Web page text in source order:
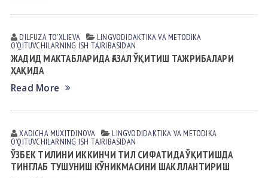
DILFUZA TOʼXLIEVА LINGVODIDАKTIKА VА METODIKА
OʼQITUVCHILАRNING ISH TАJRIBАSIDАN
ЖАДИД МАКТАБЛАРИДА ҒАЗАЛ ЎҚИТИШ ТАЖРИБАЛАРИ
ҲАҚИДА
Read More
XADICHA MUXITDINOVА LINGVODIDАKTIKА VА METODIKА
OʼQITUVCHILАRNING ISH TАJRIBАSIDАN
ЎЗБЕК ТИЛИНИ ИККИНЧИ ТИЛ СИФAТИДA ЎҚИТИШДA
ТИНГЛAБ ТУШУНИШ КЎНИКМAСИНИ ШAКЛЛAНТИРИШ